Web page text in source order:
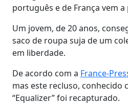
português e de França vem
Um jovem, de 20 anos,
saco de roupa suja de um
em liberdade.
De acordo com a France-
mas este recluso, conhecido
“Equalizer” foi recapturado.